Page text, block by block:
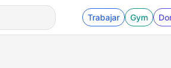
Trabajar Gym